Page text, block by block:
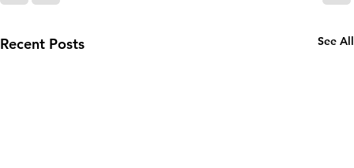
Recent Posts See All